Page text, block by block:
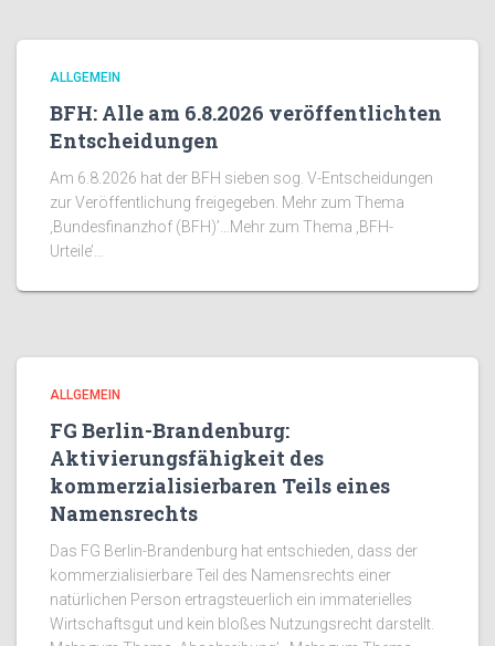
ALLGEMEIN
BFH: Alle am 6.8.2026 veröffentlichten
Entscheidungen
Am 6.8.2026 hat der BFH sieben sog. V-Entscheidungen
zur Veröffentlichung freigegeben. Mehr zum Thema
‚Bundesfinanzhof (BFH)’…Mehr zum Thema ‚BFH-
Urteile’…
ALLGEMEIN
FG Berlin-Brandenburg:
Aktivierungsfähigkeit des
kommerzialisierbaren Teils eines
Namensrechts
Das FG Berlin-Brandenburg hat entschieden, dass der
kommerzialisierbare Teil des Namensrechts einer
natürlichen Person ertragsteuerlich ein immaterielles
Wirtschaftsgut und kein bloßes Nutzungsrecht darstellt.